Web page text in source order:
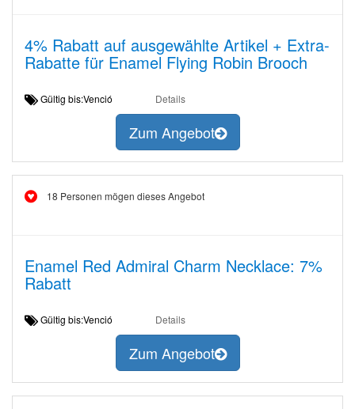
4% Rabatt auf ausgewählte Artikel + Extra-
Rabatte für Enamel Flying Robin Brooch
Gültig bis:Venció Details
Zum Angebot
18 Personen mögen dieses Angebot
Enamel Red Admiral Charm Necklace: 7%
Rabatt
Gültig bis:Venció Details
Zum Angebot